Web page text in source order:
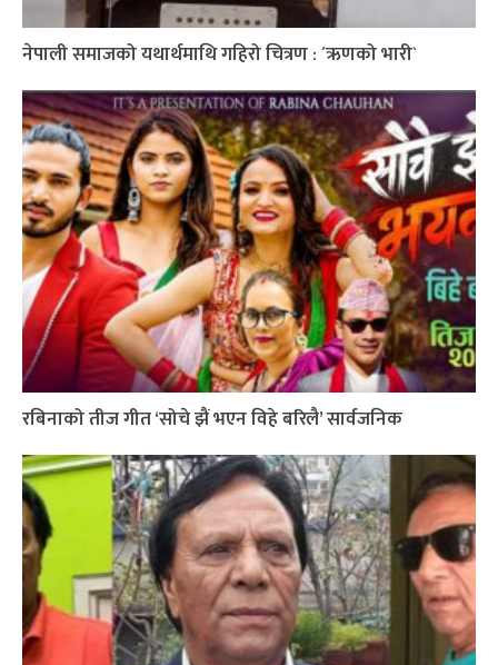
नेपाली समाजको यथार्थमाथि गहिरो चित्रण : ´ऋणको भारी`
रबिनाको तीज गीत ‘सोचे झैं भएन विहे बरिलै’ सार्वजनिक